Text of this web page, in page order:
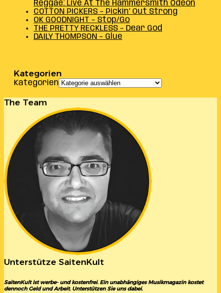
Reggae: Live At The Hammersmith Odeon
COTTON PICKERS – Pickin’ Out Strong
OK GOODNIGHT – Stop/Go
THE PRETTY RECKLESS – Dear God
DAILY THOMPSON – Glue
Kategorien
Kategorien
The Team
Unterstütze SaitenKult
SaitenKult ist werbe- und kostenfrei. Ein unabhängiges Musikmagazin kostet
dennoch Geld und Arbeit. Unterstützen Sie uns dabei.